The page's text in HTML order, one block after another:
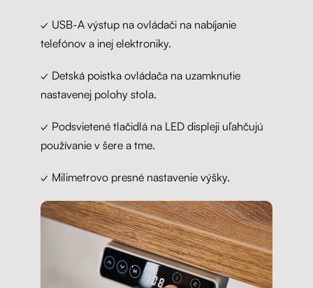
✓ USB-A výstup na ovládači na nabíjanie
telefónov a inej elektroniky.
✓ Detská poistka ovládača na uzamknutie
nastavenej polohy stola.
✓ Podsvietené tlačidlá na LED displeji uľahčujú
používanie v šere a tme.
✓ Milimetrovo presné nastavenie výšky.